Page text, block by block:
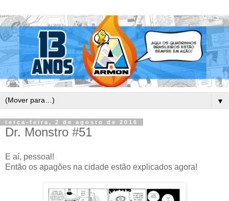
▼
terça-feira, 2 de agosto de 2016
Dr. Monstro #51
E aí, pessoal!
Então os apagões na cidade estão explicados agora!